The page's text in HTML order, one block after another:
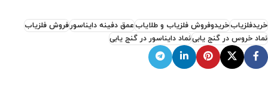
خریدفلزیابخریدوفروش فلزیاب و طلایابعمق دفینه دایناسورفروش فلزیاب
نماد خروس در گنج یابینماد دایناسور در گنج یابی